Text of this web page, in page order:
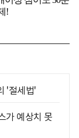
'절세법'
가 예상치 못